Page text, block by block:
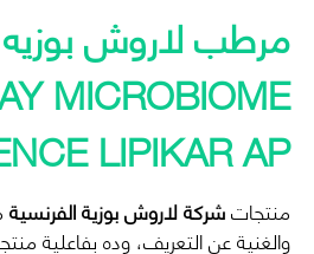
مرطب لاروش بوزيه
MICROBIOME
LIPIKAR AP
منتجاتشركة لاروش بوزية الفرنسية
والغنية عن التعريف، وده بفاعلية